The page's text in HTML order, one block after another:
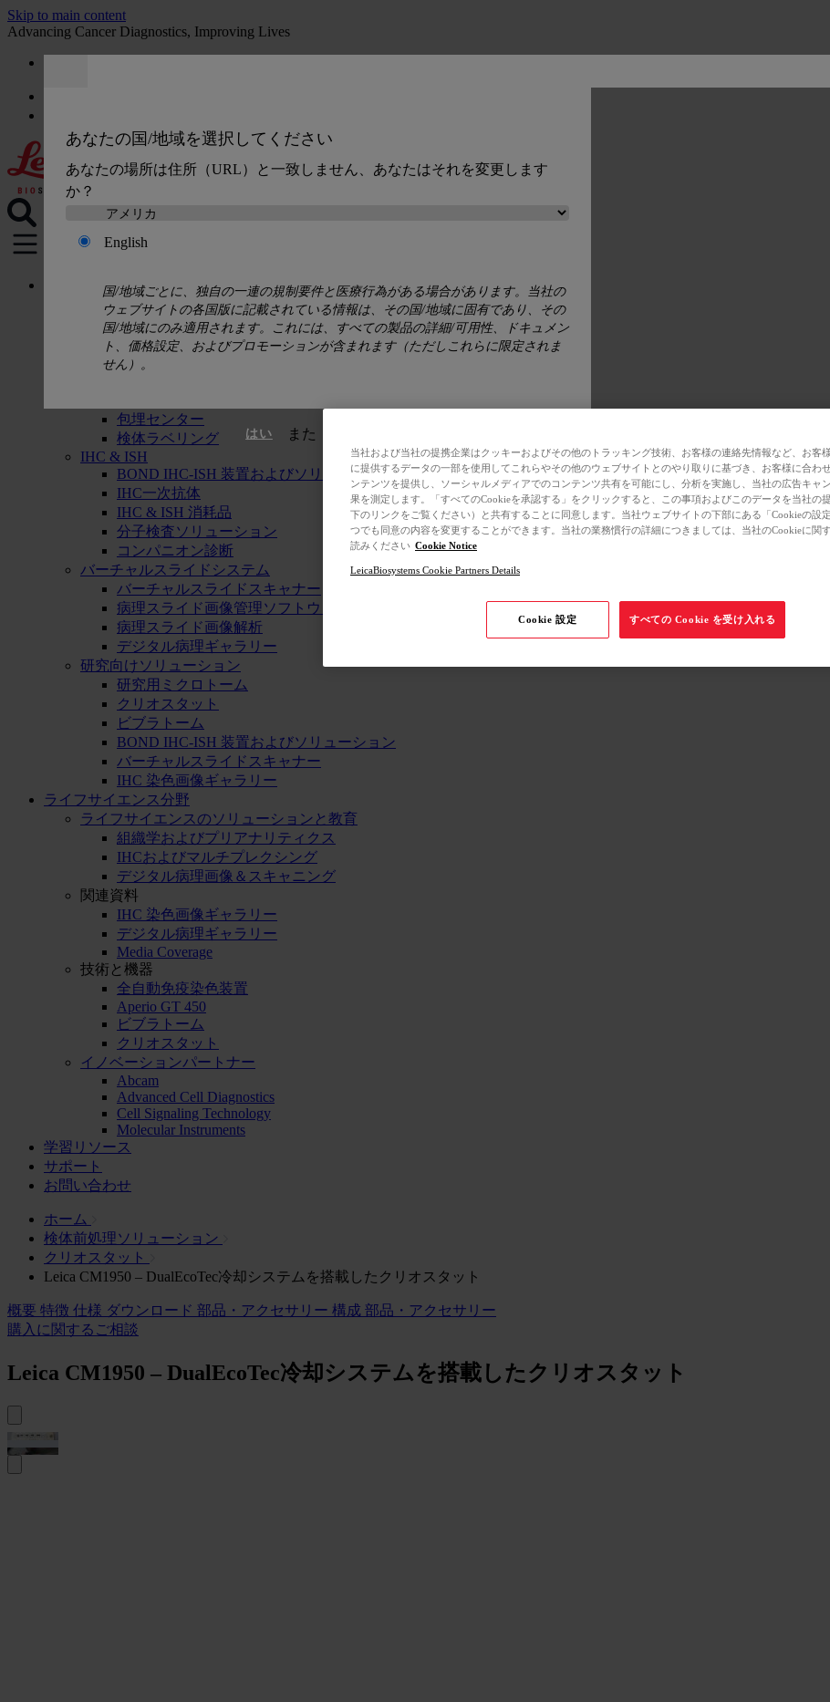
Skip to main content
Advancing Cancer Diagnostics, Improving Lives
あなたの国/地域を選択してください
あなたの場所は住所（URL）と一致しません、あなたはそれを変更します
か？
English
国/地域ごとに、独自の一連の規制要件と医療行為がある場合があります。当社の
ウェブサイトの各国版に記載されている情報は、その国/地域に固有であり、その
国/地域にのみ適用されます。これには、すべての製品の詳細/可用性、ドキュメン
ト、価格設定、およびプロモーションが含まれます（ただしこれらに限定されま
せん）。
はい また
検体前処理ソリューション
ティシュプロセッサー
自動染色・封入装置（HE染色および特殊染色）
ミクロトーム
包埋センター
検体ラベリング
IHC & ISH
BOND IHC-ISH 装置およびソリューション
IHC一次抗体
IHC & ISH 消耗品
分子検査ソリューション
コンパニオン診断
バーチャルスライドシステム
バーチャルスライドスキャナー
病理スライド画像管理ソフトウェア
病理スライド画像解析
デジタル病理ギャラリー
研究向けソリューション
研究用ミクロトーム
クリオスタット
ビブラトーム
BOND IHC-ISH 装置およびソリューション
バーチャルスライドスキャナー
IHC 染色画像ギャラリー
ライフサイエンス分野
ライフサイエンスのソリューションと教育
組織学およびプリアナリティクス
IHCおよびマルチプレクシング
デジタル病理画像＆スキャニング
関連資料
IHC 染色画像ギャラリー
デジタル病理ギャラリー
Media Coverage
技術と機器
全自動免疫染色装置
Aperio GT 450
ビブラトーム
クリオスタット
イノベーションパートナー
Abcam
Advanced Cell Diagnostics
Cell Signaling Technology
Molecular Instruments
学習リソース
サポート
お問い合わせ
ホーム
検体前処理ソリューション
クリオスタット
Leica CM1950 – DualEcoTec冷却システムを搭載したクリオスタット
概要 特徴 仕様 ダウンロード 部品・アクセサリー 構成 部品・アクセサリー
購入に関するご相談
Leica CM1950 – DualEcoTec冷却システムを搭載したクリオスタット
当社および当社の提携企業はクッキーおよびその他のトラッキング技術、お客様の連絡先情報など、お客
に提供するデータの一部を使用してこれらやその他のウェブサイトとのやり取りに基づき、お客様に合わ
ンテンツを提供し、ソーシャルメディアでのコンテンツ共有を可能にし、分析を実施し、当社の広告キャ
果を測定します。「すべてのCookieを承認する」をクリックすると、この事項およびこのデータを当社の
下のリンクをご覧ください）と共有することに同意します。当社ウェブサイトの下部にある「Cookieの設
つでも同意の内容を変更することができます。当社の業務慣行の詳細につきましては、当社のCookieに関
読みください Cookie Notice
LeicaBiosystems Cookie Partners Details
Cookie 設定 すべての Cookie を受け入れる